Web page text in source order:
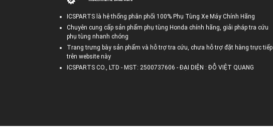
ICSPARTS là hệ thống phân phối 100% Phụ Tùng Xe Máy Chính Hãng
Chuyên cung cấp sản phẩm phụ tùng Honda chính hãng, giải pháp tra cứu
phụ tùng nhanh chóng
Trang trưng bày sản phẩm và hỗ trợ tra cứu, chưa hỗ trợ đặt hàng trực tiếp
trên website này
ICSPARTS CO., LTD - MST: 2500737606 - ĐẠI DIỆN : ĐỖ VIỆT QUANG